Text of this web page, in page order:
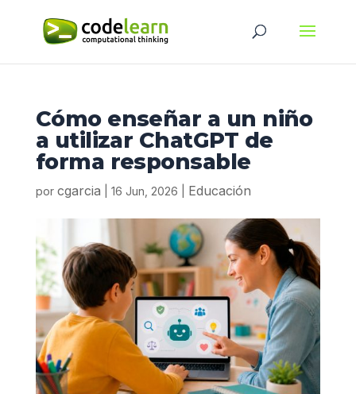
Cómo enseñar a un niño
a utilizar ChatGPT de
forma responsable
por cgarcia 16 Jun, 2026 Educación